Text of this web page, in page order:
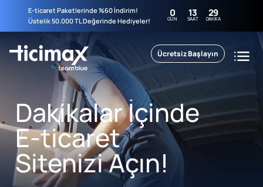
E-ticaret Paketlerinde %60 İndirim!
Üstelik 50.000 TL Değerinde Hediyeler!
0
GÜN 13
SAAT 29
DAKIKA
Ücretsiz Başlayın
Dakikalar İçinde
E-ticaret
Sitenizi Açın!